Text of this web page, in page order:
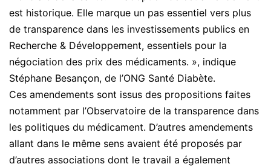
est historique. Elle marque un pas essentiel vers plus
de transparence dans les investissements publics en
Recherche & Développement, essentiels pour la
négociation des prix des médicaments. », indique
Stéphane Besançon, de l’ONG Santé Diabète.
Ces amendements sont issus des propositions faites
notamment par l’Observatoire de la transparence dans
les politiques du médicament. D’autres amendements
allant dans le même sens avaient été proposés par
d’autres associations dont le travail a également